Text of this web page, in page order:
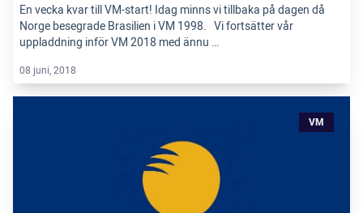
En vecka kvar till VM-start! Idag minns vi tillbaka på dagen då
Norge besegrade Brasilien i VM 1998. Vi fortsätter vår
uppladdning inför VM 2018 med ännu …
08 juni, 2018
VM